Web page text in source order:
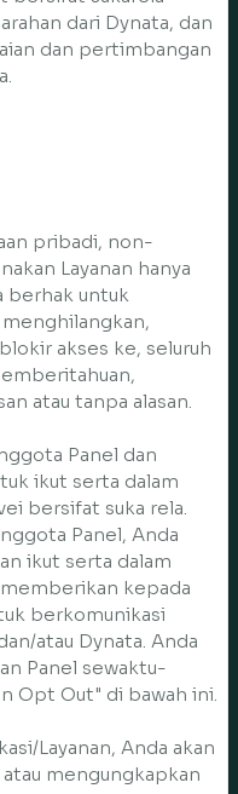
dari Dynata, dan
dan pertimbangan
pribadi, non-
Layanan hanya
berhak untuk
akses ke, seluruh
atau tanpa alasan.
Panel dan
ikut serta dalam
bersifat suka rela.
Panel, Anda
ikut serta dalam
kepada
berkomunikasi
atau Dynata. Anda
Panel sewaktu-
Opt Out" di bawah ini.
Layanan, Anda akan
mengungkapkan